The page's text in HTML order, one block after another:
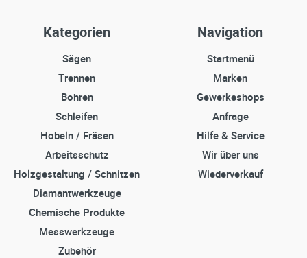
Kategorien
Sägen
Trennen
Bohren
Schleifen
Hobeln / Fräsen
Arbeitsschutz
Holzgestaltung / Schnitzen
Diamantwerkzeuge
Chemische Produkte
Messwerkzeuge
Zubehör
Navigation
Startmenü
Marken
Gewerkeshops
Anfrage
Hilfe & Service
Wir über uns
Wiederverkauf